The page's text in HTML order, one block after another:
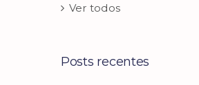
Ver todos
Posts recentes